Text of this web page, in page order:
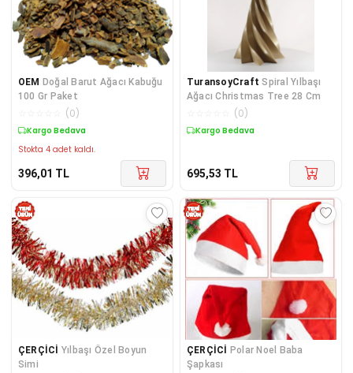
OEM Doğal Barut Ağacı Kabuğu
100 Gr Paket
(0)
Kargo Bedava
Stokta 4 adet kaldı.
396,01 TL
TuransoyCraft Spiral Yılbaşı
Ağacı Christmas Tree 28 Cm
(0)
Kargo Bedava
695,53 TL
ÇERÇİCİ Yılbaşı Özel Boyun
Simi
ÇERÇİCİ Polar Noel Baba
Şapkası